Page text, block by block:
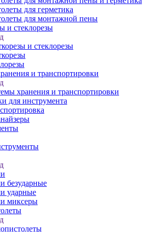
для герметика
для монтажной пены
и стеклорезы
и стеклорезы
и транспортировки
хранения и транспортировки
для инструмента
безударные
ударные
миксеры